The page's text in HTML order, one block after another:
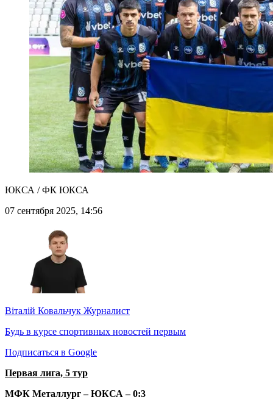
ЮКСА / ФК ЮКСА
07 сентября 2025, 14:56
Віталій Ковальчук Журналист
Будь в курсе спортивных новостей первым
Подписаться в Google
Первая лига, 5 тур
МФК Металлург – ЮКСА – 0:3